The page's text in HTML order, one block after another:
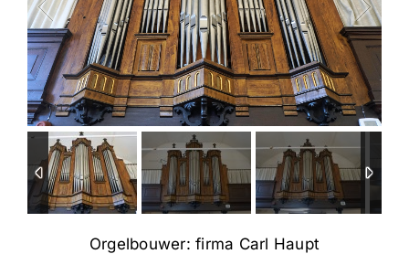
1/12
Orgelbouwer: firma Carl Haupt